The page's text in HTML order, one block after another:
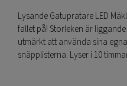
Lysande Gatupratare LED
fallet på! Storleken är
utmärkt att använda sina
snäpplisterna. Lyser i 10